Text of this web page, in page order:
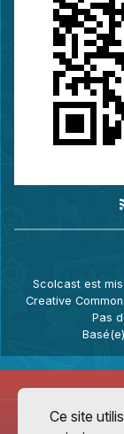
Scolcast est
Creative
Pas
Ce site